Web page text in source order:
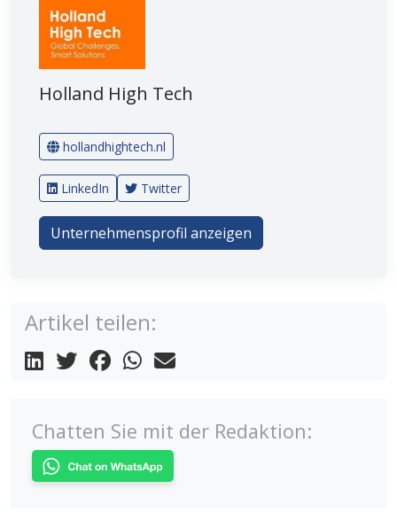
Holland High Tech
hollandhightech.nl
LinkedIn Twitter
Unternehmensprofil anzeigen
Artikel teilen:
Chatten Sie mit der Redaktion: